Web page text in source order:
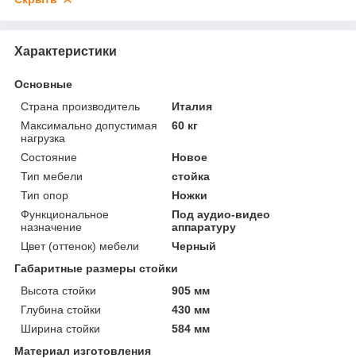
Характеристики
Основные
Страна производитель
Италия
Максимально допустимая
нагрузка
60 кг
Состояние
Новое
Тип мебели
стойка
Тип опор
Ножки
Функциональное
назначение
Под аудио-видео
аппаратуру
Цвет (оттенок) мебели
Черный
Габаритные размеры стойки
Высота стойки
905 мм
Глубина стойки
430 мм
Ширина стойки
584 мм
Материал изготовления